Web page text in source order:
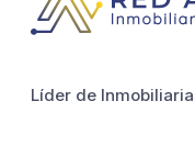
Líder de